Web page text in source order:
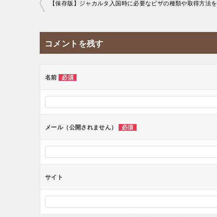
ナ
ビ
ー
コメントを残す
名前 必須
メール（公開されません） 必須
サイト